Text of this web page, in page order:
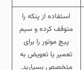
استفاده از پنکه را
متوقف کرده و سیم‌
پیچ موتور را برای
تعمیر یا تعویض به
متخصص بسپارید.